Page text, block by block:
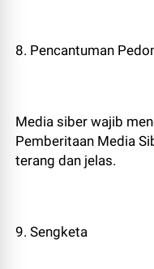
8. Pencantuman
Media siber wajib
Pemberitaan Media
terang dan jelas.
9. Sengketa